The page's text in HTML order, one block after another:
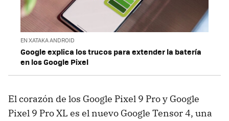
EN XATAKA ANDROID
Google explica los trucos para extender la batería
en los Google Pixel
El corazón de los Google Pixel 9 Pro y Google
Pixel 9 Pro XL es el nuevo Google Tensor 4, una